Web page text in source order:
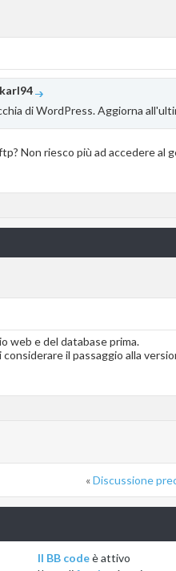
karl94
di WordPress. Aggiorna
Non riesco più ad accedere al
web e del database prima.
il passaggio alla
«Discussione
Il BB codeèattivo